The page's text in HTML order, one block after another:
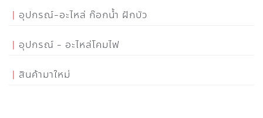
อุปกรณ์-อะไหล่ ก๊อกน้ำ ฝักบัว
อุปกรณ์ - อะไหล่โคมไฟ
สินค้ามาใหม่